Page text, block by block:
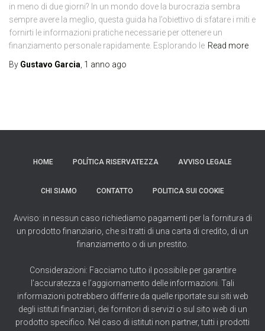
in meno di due giorni? In un mondo dove la burocrazia sembra
sempre avere la meglio, questa guida ha l’obiettivo di sfatare i miti e
fornirti le informazioni pratiche necessarie per ottenere un
finanziamento personale rapidamente. Esplorando le Read more
By Gustavo Garcia 1 anno ago
HOME POLÍTICA RISERVATEZZA AVVISO LEGALE
CHI SIAMO CONTATTO POLITICA SUI COOKIE
Avviso: in nessun caso richiediamo pagamenti per la fornitura di
un prodotto finanziario, che si tratti di una carta di credito, di un
finanziamento o di un prestito.
Considerazioni: Facciamo tutto il possibile per garantire
l’accuratezza e l’aggiornamento delle informazioni. Tali
informazioni potrebbero differire da quelle riportate sui siti web
degli istituti finanziari, dei fornitori di servizi o sul sito web di un
prodotto specifico. Nel caso di istituti non partner, tutti i prodotti